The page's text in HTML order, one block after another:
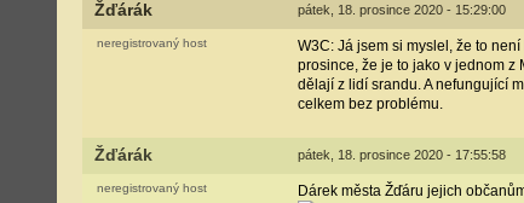
Žďárák pátek, 18. prosince 2020 - 15:29:00
neregistrovaný host
W3C: Já jsem si myslel, že to
prosince, že je to jako v jednom z
dělají z lidí srandu. A nefungující
celkem bez problému.
Žďárák pátek, 18. prosince 2020 - 17:55:58
neregistrovaný host Dárek města Žďáru jejich